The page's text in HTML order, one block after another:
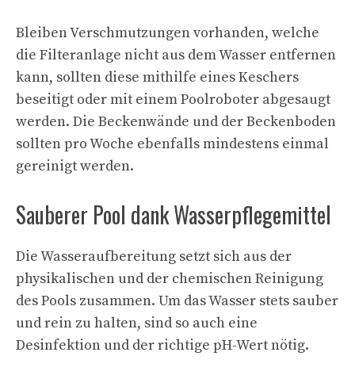
Bleiben Verschmutzungen vorhanden, welche
die Filteranlage nicht aus dem Wasser entfernen
kann, sollten diese mithilfe eines Keschers
beseitigt oder mit einem Poolroboter abgesaugt
werden. Die Beckenwände und der Beckenboden
sollten pro Woche ebenfalls mindestens einmal
gereinigt werden.
Sauberer Pool dank Wasserpflegemittel
Die Wasseraufbereitung setzt sich aus der
physikalischen und der chemischen Reinigung
des Pools zusammen. Um das Wasser stets sauber
und rein zu halten, sind so auch eine
Desinfektion und der richtige pH-Wert nötig.